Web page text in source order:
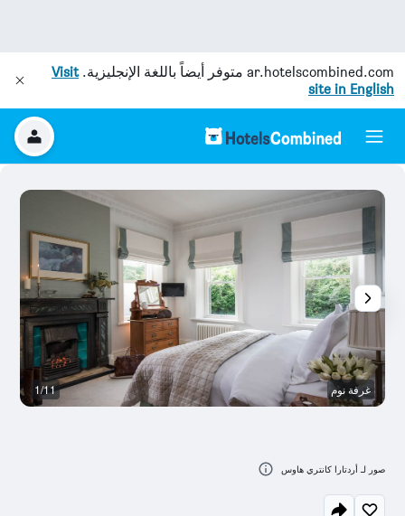
ar.hotelscombined.com متوفر أيضاً باللغة الإنجليزية.Visit
site in English
غرفة نوم 1/11
صور لـ أردتارا كانتري هاوس